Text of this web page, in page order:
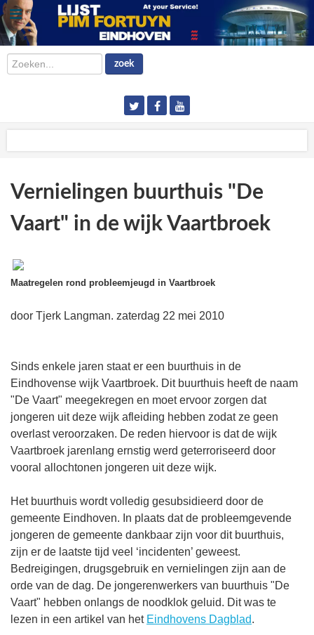
Zoeken... zoek
Vernielingen buurthuis "De
Vaart" in de wijk Vaartbroek
Maatregelen rond probleemjeugd in Vaartbroek
door Tjerk Langman. zaterdag 22 mei 2010
Sinds enkele jaren staat er een buurthuis in de
Eindhovense wijk Vaartbroek. Dit buurthuis heeft de naam
"De Vaart" meegekregen en moet ervoor zorgen dat
jongeren uit deze wijk afleiding hebben zodat ze geen
overlast veroorzaken. De reden hiervoor is dat de wijk
Vaartbroek jarenlang ernstig werd geterroriseerd door
vooral allochtonen jongeren uit deze wijk.
Het buurthuis wordt volledig gesubsidieerd door de
gemeente Eindhoven. In plaats dat de probleemgevende
jongeren de gemeente dankbaar zijn voor dit buurthuis,
zijn er de laatste tijd veel ‘incidenten’ geweest.
Bedreigingen, drugsgebruik en vernielingen zijn aan de
orde van de dag. De jongerenwerkers van buurthuis "De
Vaart" hebben onlangs de noodklok geluid. Dit was te
lezen in een artikel van het Eindhovens Dagblad.